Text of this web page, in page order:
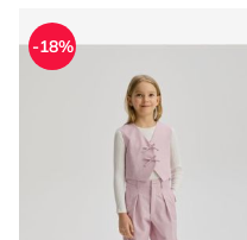
Spodnie dziewczęce na
-18%